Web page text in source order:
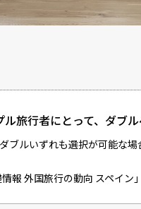
ル旅行者にとって、ダブ
ブルいずれも選択が可能な
報 外国旅行の動向 スペイン